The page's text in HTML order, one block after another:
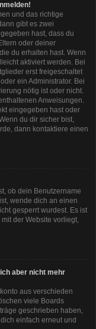
und das richtige
gibt es zwei
hast, dass du
oder deiner
du erhalten hast. Wenn
aktiviert werden. Bei
erst freigeschaltet
ein Administrator. Bei
nötig ist oder nicht.
Anweisungen.
eingegeben hast oder
du dir sicher bist,
dann kontaktiere einen
ob dein Benutzername
wende dich an einen
gesperrt wurdest. Es ist
der Website vorliegt,
aber nicht mehr
aus verschieden
viele Boards
geschrieben haben,
einfach erneut und